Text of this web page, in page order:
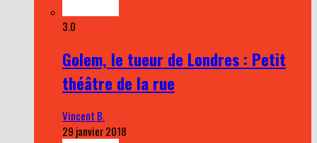
3.0
Golem, le tueur de Londres : Petit
théâtre de la rue
Vincent B.
29 janvier 2018